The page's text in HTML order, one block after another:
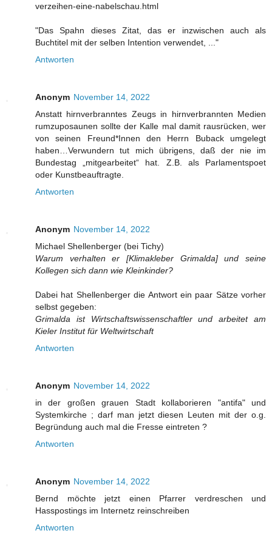
verzeihen-eine-nabelschau.html
"Das Spahn dieses Zitat, das er inzwischen auch als
Buchtitel mit der selben Intention verwendet, ..."
Antworten
Anonym November 14, 2022
Anstatt hirnverbranntes Zeugs in hirnverbrannten Medien
rumzuposaunen sollte der Kalle mal damit rausrücken, wer
von seinen Freund*Innen den Herrn Buback umgelegt
haben…Verwundern tut mich übrigens, daß der nie im
Bundestag „mitgearbeitet“ hat. Z.B. als Parlamentspoet
oder Kunstbeauftragte.
Antworten
Anonym November 14, 2022
Michael Shellenberger (bei Tichy)
Warum verhalten er [Klimakleber Grimalda] und seine
Kollegen sich dann wie Kleinkinder?
Dabei hat Shellenberger die Antwort ein paar Sätze vorher
selbst gegeben:
Grimalda ist Wirtschaftswissenschaftler und arbeitet am
Kieler Institut für Weltwirtschaft
Antworten
Anonym November 14, 2022
in der großen grauen Stadt kollaborieren "antifa" und
Systemkirche ; darf man jetzt diesen Leuten mit der o.g.
Begründung auch mal die Fresse eintreten ?
Antworten
Anonym November 14, 2022
Bernd möchte jetzt einen Pfarrer verdreschen und
Hasspostings im Internetz reinschreiben
Antworten